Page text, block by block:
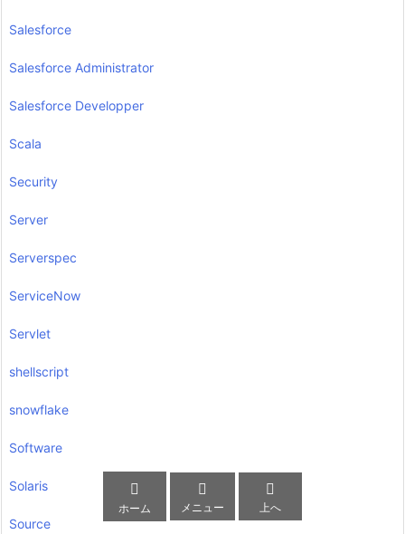
Salesforce
Salesforce Administrator
Salesforce Developper
Scala
Security
Server
Serverspec
ServiceNow
Servlet
shellscript
snowflake
Software
Solaris
Source

ホーム

メニュー

上へ